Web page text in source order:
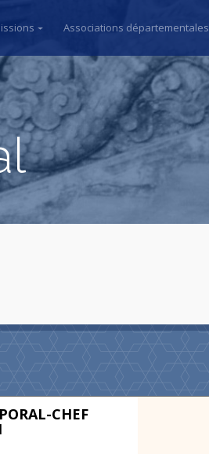
Associations départementales
CHEF